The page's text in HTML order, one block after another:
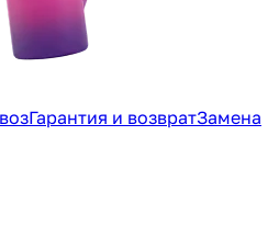
Гарантия и возвратЗамена